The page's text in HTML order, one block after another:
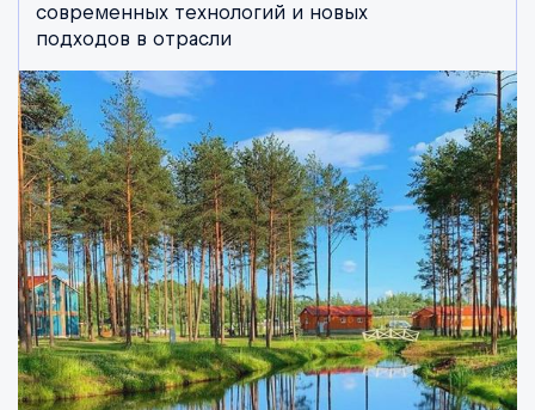
современных технологий и новых
подходов в отрасли